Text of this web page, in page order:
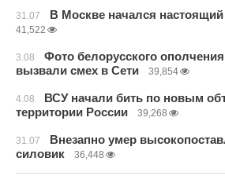
31.07 В Москве начался
41,522
3.08
Фото белорусского
вызвали смех в Сети
39,854
4.08
ВСУ начали бить по новым
территории России
39,268
31.07
Внезапно умер
силовик
36,448